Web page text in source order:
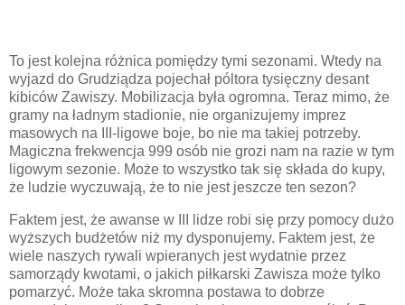
To jest kolejna różnica pomiędzy tymi sezonami. Wtedy na
wyjazd do Grudziądza pojechał póltora tysięczny desant
kibiców Zawiszy. Mobilizacja była ogromna. Teraz mimo, że
gramy na ładnym stadionie, nie organizujemy imprez
masowych na III-ligowe boje, bo nie ma takiej potrzeby.
Magiczna frekwencja 999 osób nie grozi nam na razie w tym
ligowym sezonie. Może to wszystko tak się składa do kupy,
że ludzie wyczuwają, że to nie jest jeszcze ten sezon?
Faktem jest, że awanse w III lidze robi się przy pomocy dużo
wyższych budżetów niż my dysponujemy. Faktem jest, że
wiele naszych rywali wpieranych jest wydatnie przez
samorządy kwotami, o jakich piłkarski Zawisza może tylko
pomarzyć. Może taka skromna postawa to dobrze